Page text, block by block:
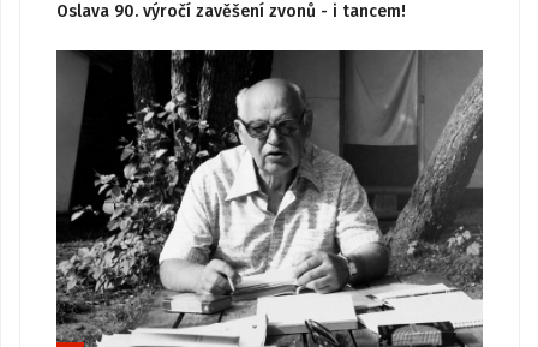
Oslava 90. výročí zavěšení zvonů - i tancem!